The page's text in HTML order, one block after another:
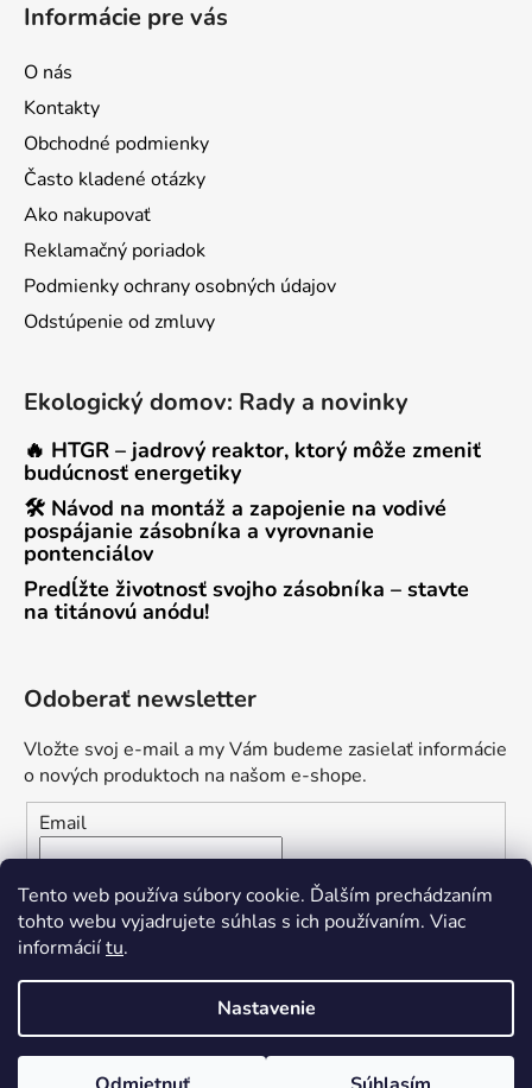
Tento web používa súbory cookie. Ďalším prechádzaním
tohto webu vyjadrujete súhlas s ich používaním. Viac
informáciítu.
Nastavenie
Informácie pre vás
O nás
Kontakty
Obchodné podmienky
Často kladené otázky
Ako nakupovať
Reklamačný poriadok
Podmienky ochrany osobných údajov
Odstúpenie od zmluvy
Ekologický domov: Rady a novinky
🔥 HTGR – jadrový reaktor, ktorý môže zmeniť
budúcnosť energetiky
🛠 Návod na montáž a zapojenie na vodivé
pospájanie zásobníka a vyrovnanie
pontenciálov
Predĺžte životnosť svojho zásobníka – stavte
na titánovú anódu!
Odoberať newsletter
Vložte svoj e-mail a my Vám budeme zasielať informácie
o nových produktoch na našom e-shope.
Email
Vložením e-mailu súhlasíte s
podmienkami ochrany
osobných údajov